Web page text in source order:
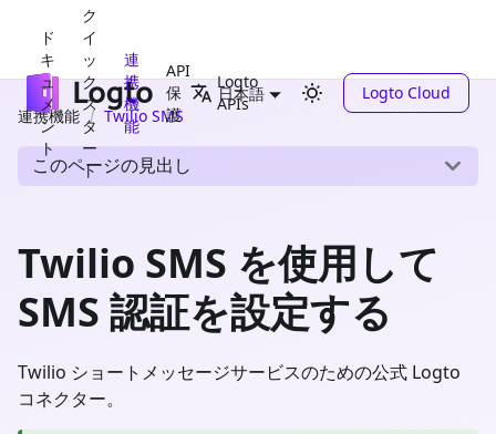
ド
キ
ュ
メ
ン
ト
ク
イ
ッ
ク
ス
タ
ー
ト
連
携
機
能
API
保
護
Logto
APIs
日本語
Logto Cloud
連携機能
Twilio SMS
このページの見出し
Twilio SMS を使用して
SMS 認証を設定する
Twilio ショートメッセージサービスのための公式 Logto
コネクター。